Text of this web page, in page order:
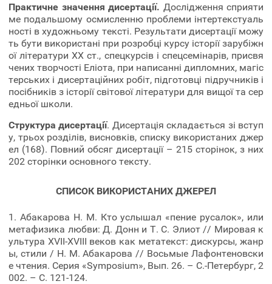
Практичне значення дисертації. Дослідження сприяти
ме подальшому осмисленню проблеми інтертекстуаль
ності в художньому тексті. Результати дисертації можу
ть бути використані при розробці курсу історії зарубіжн
ої літератури ХХ ст., спецкурсів і спецсемінарів, присвя
чених творчості Еліота, при написанні дипломних, магіс
терських і дисертаційних робіт, підготовці підручників і
посібників з історії світової літератури для вищої та сер
едньої школи.
Структура дисертації. Дисертація складається зі вступ
у, трьох розділів, висновків, списку використаних джер
ел (168). Повний обсяг дисертації – 215 сторінок, з них
202 сторінки основного тексту.
СПИСОК ВИКОРИСТАНИХ ДЖЕРЕЛ
1. Абакарова Н. М. Кто услышал «пение русалок», или
метафизика любви: Д. Донн и Т. С. Элиот // Мировая к
ультура XVII-XVIII веков как метатекст: дискурсы, жанр
ы, стили / Н. М. Абакарова // Восьмые Лафонтеновски
е чтения. Серия «Symposium», Вып. 26. – С.-Петербург, 2
002. – С. 121-124.